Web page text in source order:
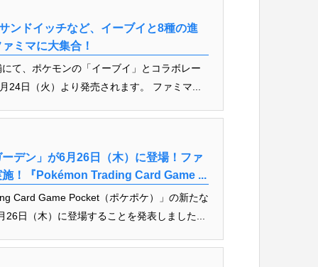
ンドイッチなど、イーブイと8種の進
ミマに大集合！
て、ポケモンの「イーブイ」とコラボレー
24日（火）より発売されます。 ファミマ...
デン」が6月26日（木）に登場！ファ
！『Pokémon Trading Card Game ...
Card Game Pocket（ポケポケ）」の新たな
日（木）に登場することを発表しました...